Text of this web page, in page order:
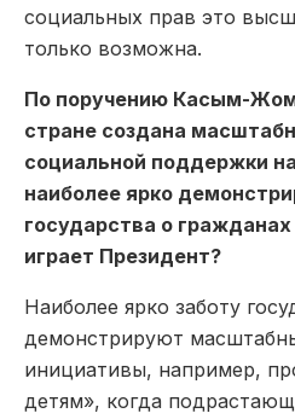
социальных прав это
только возможна.
По поручению Касым-
стране создана
социальной поддержки
наиболее ярко
государства о
играет Президент?
Наиболее ярко заботу
демонстрируют
инициативы, например,
детям», когда